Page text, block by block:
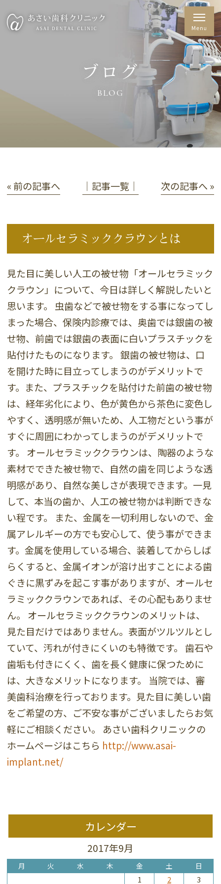
ブログ
BLOG
« 前の記事へ │記事一覧│ 次の記事へ »
オールセラミッククラウンとは
見た目に美しい人工の被せ物「オールセラミック
クラウン」について、今日は詳しく解説したいと
思います。 虫歯などで被せ物をする事になってし
まった場合、保険内診療では、奥歯では銀歯の被
せ物、前歯では銀歯の表面に白いプラスチックを
貼付けたものになります。 銀歯の被せ物は、口
を開けた時に目立ってしまうのがデメリットで
す。また、プラスチックを貼付けた前歯の被せ物
は、経年劣化により、色が黄色から茶色に変色し
やすく、透明感が無いため、人工物だという事が
すぐに周囲にわかってしまうのがデメリットで
す。 オールセラミッククラウンは、陶器のような
素材でできた被せ物で、自然の歯を同じような透
明感があり、自然な美しさが表現できます。一見
して、本当の歯か、人工の被せ物かは判断できな
い程です。 また、金属を一切利用しないので、金
属アレルギーの方でも安心して、使う事ができま
す。金属を使用している場合、装着してからしば
らくすると、金属イオンが溶け出すことによる歯
ぐきに黒ずみを起こす事がありますが、オールセ
ラミッククラウンであれば、その心配もありませ
ん。 オールセラミッククラウンのメリットは、
見た目だけではありません。表面がツルツルとし
ていて、汚れが付きにくいのも特徴です。 歯石や
歯垢も付きにくく、歯を長く健康に保つために
は、大きなメリットになります。 当院では、審
美歯科治療を行っております。見た目に美しい歯
をご希望の方、ご不安な事がございましたらお気
軽にご相談ください。 あさい歯科クリニックの
ホームページはこちら http://www.asai-
implant.net/
カレンダー
2017年9月
月 火 水 木 金 土 日
1 2 3